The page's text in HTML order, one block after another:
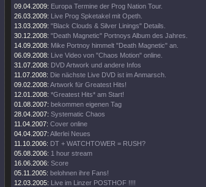
09.04.2009: Europa Termine der Prog Nation Tour.
26.03.2009: Live Prog Spketakel mit Opeth.
13.03.2009: "Black Clouds & Silver Linings" Details.
30.12.2008: "Death Magnetic" Portnoys Album des Jahres.
14.09.2008: Mike Portnoy himmelt "Death Magnetic" an.
06.09.2008: Live Video von "Chaos Motion" online.
31.07.2008: DVD Artwork und andere Infos
11.07.2008: Die nächste Live DVD ist im Anmarsch.
09.02.2008: Artwork für Greatest Hits!
12.01.2008: *Greatest Hits* am Start!
01.08.2007: bekommen eigenen Tag
28.04.2007: Systematic Chaos
11.04.2007: Cover online
04.04.2007: Allerlei Neues
11.10.2006: DT + WATCHTOWER = RUSH?
05.08.2006: 1 hour stream
16.06.2006: Score
05.11.2005: belohnen ihre Fans!
12.03.2005: Live im Linzer POSTHOF !!!!